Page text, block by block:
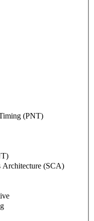
(PNT)
Architecture (SCA)